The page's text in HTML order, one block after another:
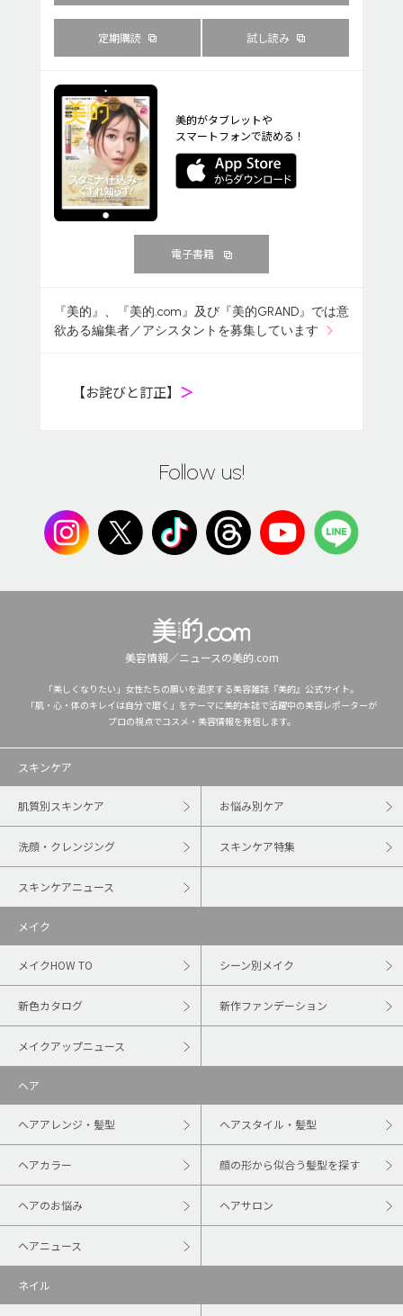
定期購読 試し読み
美的がタブレットや
スマートフォンで読める！
電子書籍
『美的』、『美的.com』及び『美的GRAND』では意
欲ある編集者／アシスタントを募集しています
【お詫びと訂正】 ＞
Follow us!
美容情報／ニュースの美的.com
「美しくなりたい」女性たちの願いを追求する美容雑誌『美的』公式サイト。
「肌・心・体のキレイは自分で磨く」をテーマに美的本誌で活躍中の美容レポーターが
プロの視点でコスメ・美容情報を発信します。
スキンケア
肌質別スキンケア お悩み別ケア
洗顔・クレンジング スキンケア特集
スキンケアニュース
メイク
メイクHOW TO シーン別メイク
新色カタログ 新作ファンデーション
メイクアップニュース
ヘア
ヘアアレンジ・髪型 ヘアスタイル・髪型
ヘアカラー 顔の形から似合う髪型を探す
ヘアのお悩み ヘアサロン
ヘアニュース
ネイル